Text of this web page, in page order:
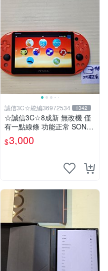
誠信3C☆統編36972534 1342
☆誠信3C☆8成新 無改機 僅
有一點線條 功能正常 SONY
PSV VITA 主機 2000 型 二手
功能正常 賣3千 也可用各式
$3,000